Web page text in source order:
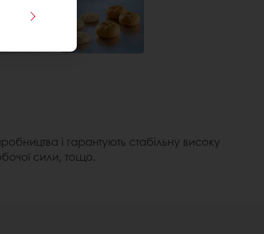
і гарантують стабільну високу
сили, тощо.